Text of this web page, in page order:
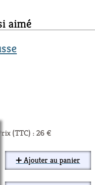
aimé
Prix (TTC) : 26 €
➕ Ajouter au panier